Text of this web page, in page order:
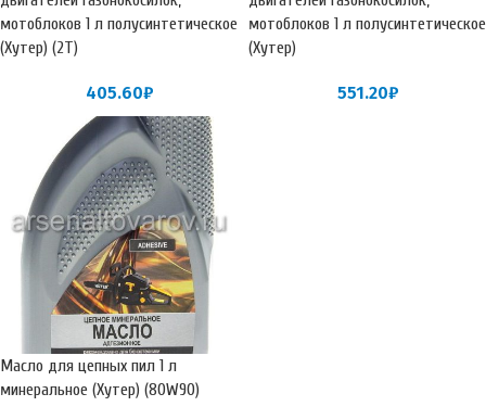
мотоблоков 1 л полусинтетическое
(Хутер) (2Т)
405.60₽
мотоблоков 1 л полусинтетическое
(Хутер)
551.20₽
Масло для цепных пил 1 л
минеральное (Хутер) (80W90)